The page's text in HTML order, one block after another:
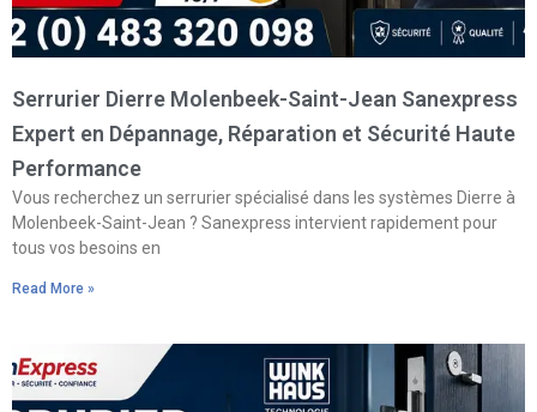
Serrurier Dierre Molenbeek-Saint-Jean Sanexpress
Expert en Dépannage, Réparation et Sécurité Haute
Performance
Vous recherchez un serrurier spécialisé dans les systèmes Dierre à
Molenbeek-Saint-Jean ? Sanexpress intervient rapidement pour
tous vos besoins en
Read More »